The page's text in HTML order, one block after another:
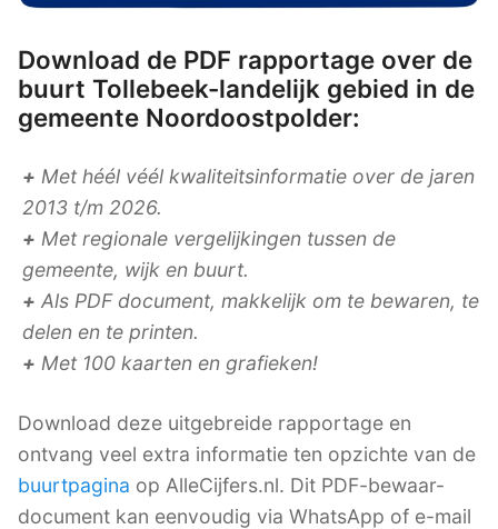
Download de PDF rapportage over de
buurt Tollebeek-landelijk gebied in de
gemeente Noordoostpolder:
+ Met héél véél kwaliteitsinformatie over de jaren
2013 t/m 2026.
+ Met regionale vergelijkingen tussen de
gemeente, wijk en buurt.
+ Als PDF document, makkelijk om te bewaren, te
delen en te printen.
+ Met 100 kaarten en grafieken!
Download deze uitgebreide rapportage en
ontvang veel extra informatie ten opzichte van de
buurtpagina op AlleCijfers.nl. Dit PDF-bewaar-
document kan eenvoudig via WhatsApp of e-mail